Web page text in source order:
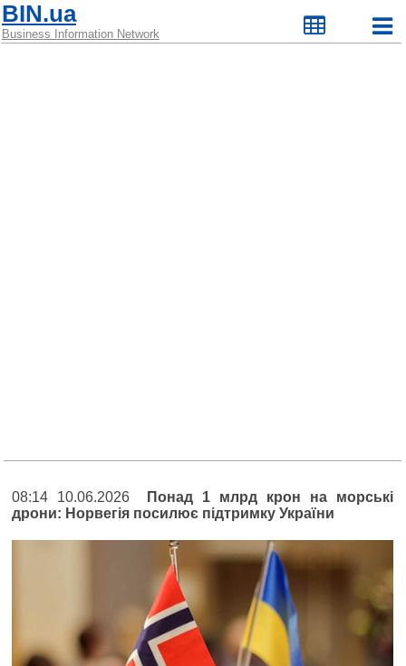
BIN.ua
Business Information Network
08:14 10.06.2026
Понад 1 млрд крон на морські
дрони: Норвегія посилює підтримку України